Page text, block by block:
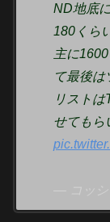
ND地底
180くら
主に
て最後は
リスト
せてもら
— コッシ